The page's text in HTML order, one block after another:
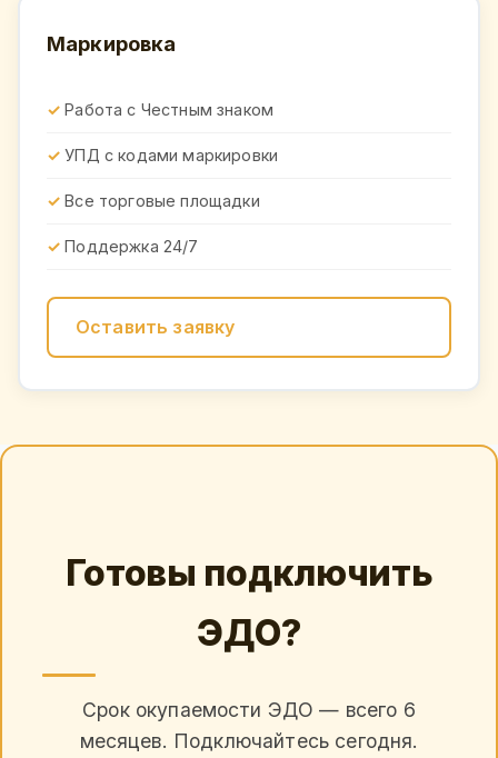
Маркировка
Работа с Честным знаком
УПД с кодами маркировки
Все торговые площадки
Поддержка 24/7
Оставить заявку
Готовы подключить
ЭДО?
Срок окупаемости ЭДО — всего 6
месяцев. Подключайтесь сегодня.